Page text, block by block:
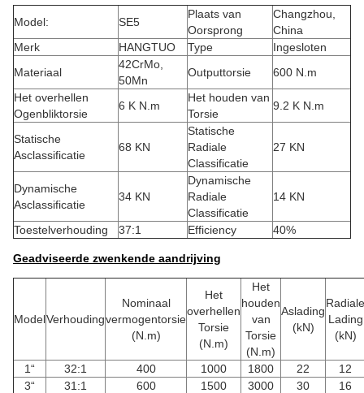
Model: SE5
Plaats van
Oorsprong
Changzhou,
China
Merk
HANGTUO Type
Ingesloten
Materiaal
42CrMo,
50Mn
Outputtorsie
600 N.m
Het overhellen
Ogenbliktorsie
6 K N.m
Het houden van
Torsie
9.2 K N.m
Statische
Asclassificatie
68 KN
Statische
Radiale
Classificatie
27 KN
Dynamische
Asclassificatie
34 KN
Dynamische
Radiale
Classificatie
14 KN
Toestelverhouding 37:1 Efficiency 40%
Geadviseerde zwenkende aandrijving
ModelVerhouding
Nominaal
vermogentorsie
(N.m)
Het
overhellen
Torsie
(N.m)
Het
houden
van
Torsie
(N.m)
Aslading
(kN)
Radiale
Lading
(kN)
1“ 32:1 400 1000 1800 22
12
3“
31:1 600 1500 3000 30
16